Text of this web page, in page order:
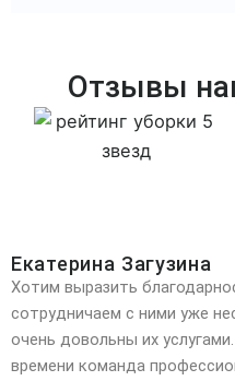
Отзывы
Екатерина Загузина
Хотим выразить
сотрудничаем с ними уже
очень довольны их
времени команда